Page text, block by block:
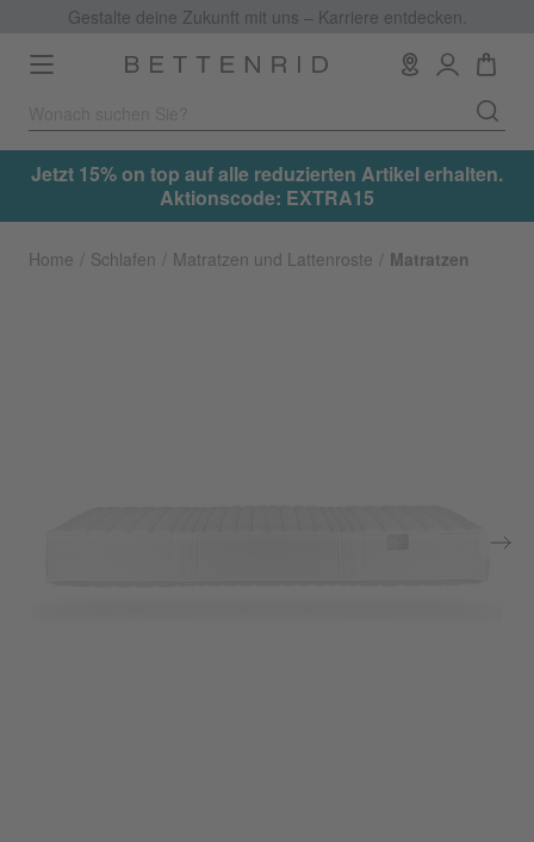
Gestalte deine Zukunft mit uns – Karriere entdecken.
Toggle
navigation
Jetzt 15% on top auf alle reduzierten Artikel erhalten.
Aktionscode: EXTRA15
Home Schlafen Matratzen und Lattenroste Matratzen